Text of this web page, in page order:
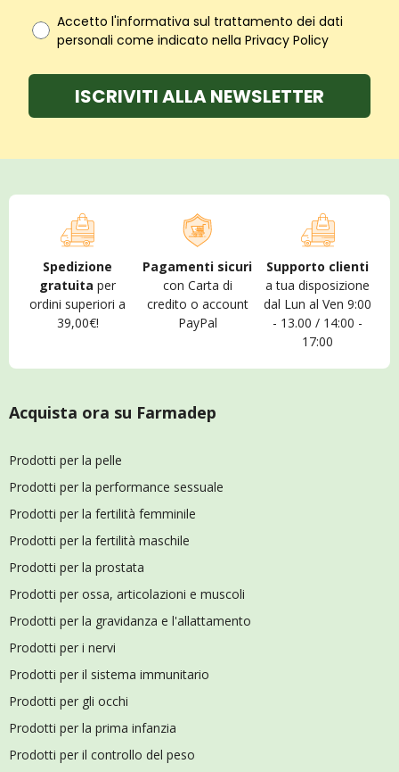
Accetto l'informativa sul trattamento dei dati
personali come indicato nella Privacy Policy
ISCRIVITI ALLA NEWSLETTER
Spedizione
gratuita per
ordini superiori a
39,00€!
Pagamenti sicuri
con Carta di
credito o account
PayPal
Supporto clienti
a tua disposizione
dal Lun al Ven 9:00
- 13.00 / 14:00 -
17:00
Acquista ora su Farmadep
Prodotti per la pelle
Prodotti per la performance sessuale
Prodotti per la fertilità femminile
Prodotti per la fertilità maschile
Prodotti per la prostata
Prodotti per ossa, articolazioni e muscoli
Prodotti per la gravidanza e l'allattamento
Prodotti per i nervi
Prodotti per il sistema immunitario
Prodotti per gli occhi
Prodotti per la prima infanzia
Prodotti per il controllo del peso